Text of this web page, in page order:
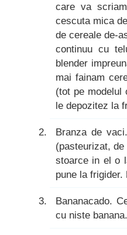
care va
cescuta mica
de cereale de-
continuu cu
blender
mai fainam
(tot pe modelul
le depozitez la
Branza de
(pasteurizat,
stoarce in el o
pune la
Bananacado.
cu niste